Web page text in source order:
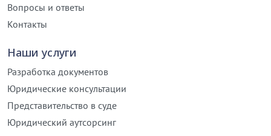
Вопросы и ответы
Контакты
Наши услуги
Разработка документов
Юридические консультации
Представительство в суде
Юридический аутсорсинг